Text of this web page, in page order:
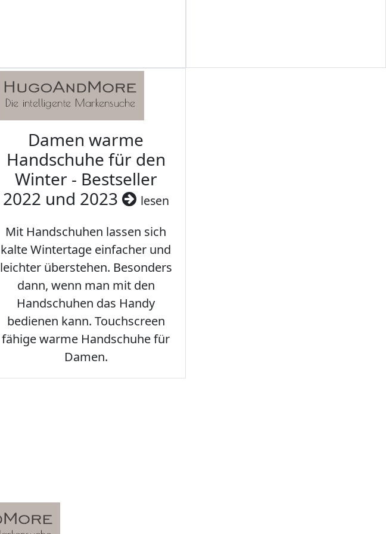
Damen warme
Handschuhe für den
Winter - Bestseller
2022 und 2023
lesen
Mit Handschuhen lassen sich
kalte Wintertage einfacher und
leichter überstehen. Besonders
dann, wenn man mit den
Handschuhen das Handy
bedienen kann. Touchscreen
fähige warme Handschuhe für
Damen.